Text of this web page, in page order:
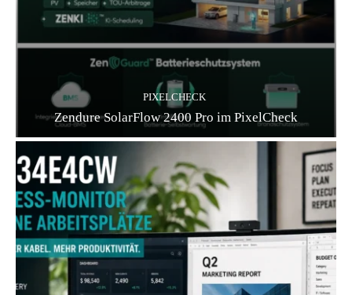
PIXELCHECK
Zendure SolarFlow 2400 Pro im PixelCheck